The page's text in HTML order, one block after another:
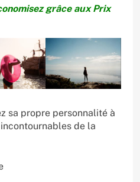
grâce aux Prix
sa propre personnalité à
de la